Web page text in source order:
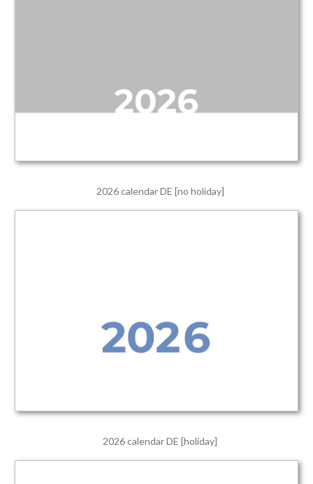
2026 calendar DE [no holiday]
2026 calendar DE [holiday]